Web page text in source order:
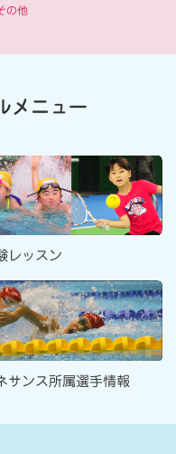
の他
メニュー
レッスン
サンス所属選手情報